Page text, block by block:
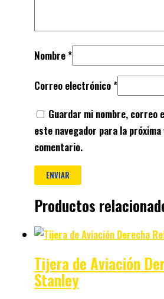
Nombre*
Correo electrónico*
Guardar mi nombre, correo
este navegador para la próxima
comentario.
Productos
Tijera de Aviación
Stanley